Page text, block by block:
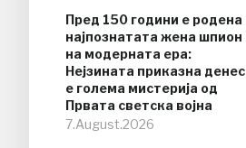
Пред 150 години е родена
најпознатата жена шпион
на модерната ера:
Нејзината приказна денес
е голема мистерија од
Првата светска војна
7.August.2026